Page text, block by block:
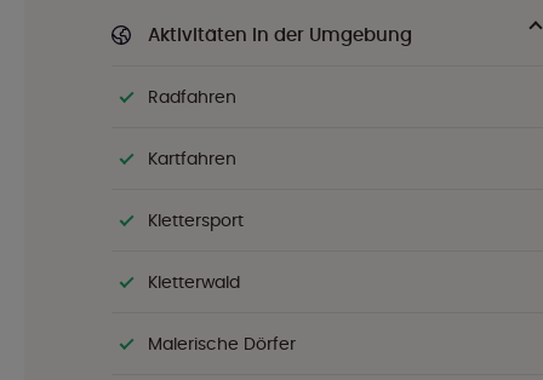
Aktivitäten in der Umgebung
Radfahren
Kartfahren
Klettersport
Kletterwald
Malerische Dörfer